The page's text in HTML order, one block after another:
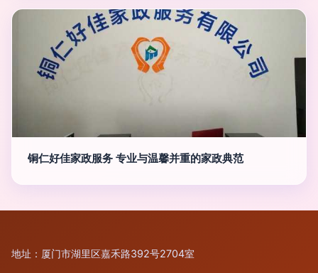
铜仁好佳家政服务 专业与温馨并重的家政典范
地址：厦门市湖里区嘉禾路392号2704室